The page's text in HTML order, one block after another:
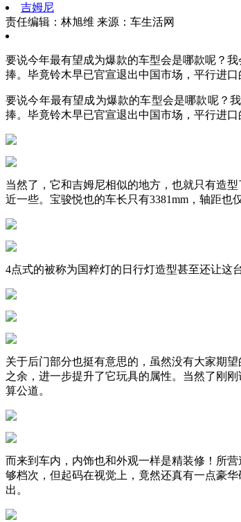
吉姆尼
责任编辑：林旭维 来源：车生活网
要说今年最有望成为爆款的车型会是哪款呢？
捧。毕竟铃木早已官宣退出中国市场，平行进
要说今年最有望成为爆款的车型会是哪款呢？
捧。毕竟铃木早已官宣退出中国市场，平行进
当然了，它和吉姆尼相似的地方，也就只有造
近一些。宝骏悦也的车长只有3381mm，轴距也
4点式的被称为国粹灯的日行灯造型甚至还让这
关于后门部分也挺有意思的，虽然没有大家期
之余，进一步提升了它玩具的属性。当然了刚
算公道。
而来到车内，内饰也和外观一样是精装修！所
够档次，但起码在视觉上，竟然还真有一点豪
出。